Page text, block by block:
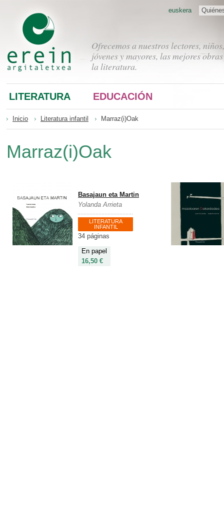
Ofrecemos a nuestros lectores, niños,
jóvenes y mayores, las mejores
la literatura.
euskera
LITERATURA EDUCACIÓN
Inicio Literatura infantil Marraz(i)Oak
Marraz(i)Oak
Basajaun eta Martin
Yolanda Arrieta
LITERATURA
INFANTIL
34 páginas
En papel
16,50 €